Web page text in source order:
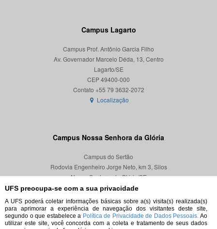
UFS preocupa-se com a sua privacidade
A UFS poderá coletar informações básicas sobre a(s) visita(s) realizada(s)
para aprimorar a experiência de navegação dos visitantes deste site,
segundo o que estabelece a Política de Privacidade de Dados Pessoais. Ao
utilizar este site, você concorda com a coleta e tratamento de seus dados
Campus Lagarto
Campus Prof. Antônio Garcia Filho
Av. Governador Marcelo Déda, 13, Centro
Lagarto/SE
CEP 49400-000
Localização
Campus Nossa Senhora da Glória
Campus do Sertão
Rodovia Engenheiro Jorge Neto, km 3, Silos
Nossa Senhora da Glória/SE
CEP 49680-000
Localização